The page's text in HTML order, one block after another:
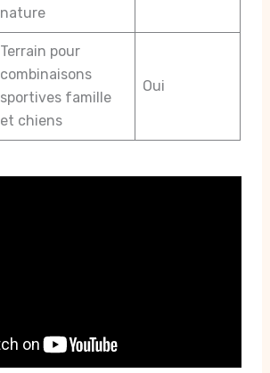
nature
Terrain pour
combinaisons
sportives famille
et chiens
Oui